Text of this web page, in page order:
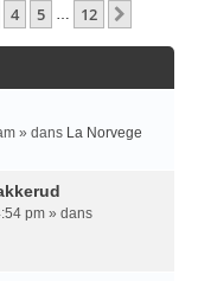
4 5 … 12
» dans La Norvege
pm » dans